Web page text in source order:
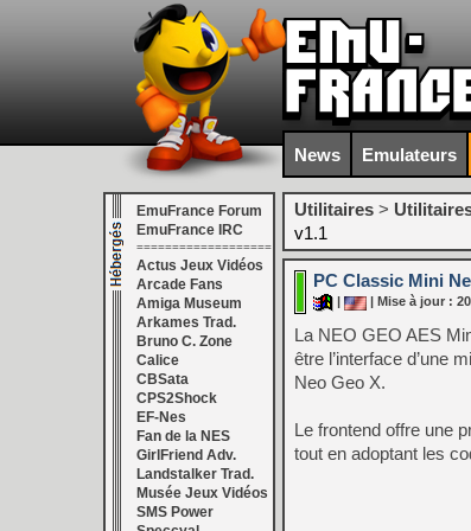
News Emulateurs
EmuFrance Forum
EmuFrance IRC
===================
Actus Jeux Vidéos
Arcade Fans
Amiga Museum
Arkames Trad.
Bruno C. Zone
Calice
CBSata
CPS2Shock
EF-Nes
Fan de la NES
GirlFriend Adv.
Landstalker Trad.
Musée Jeux Vidéos
SMS Power
Utilitaires >
v1.1
PC Classic Mini
| Mise à jour :
La NEO GEO AES
être l’interface d’une
Neo Geo X.
Le frontend offre une
tout en adoptant les